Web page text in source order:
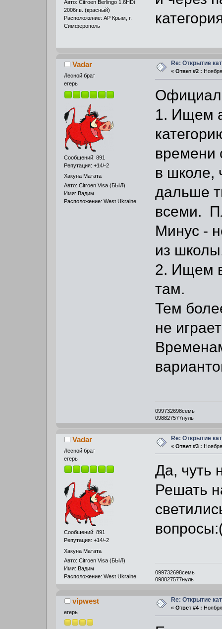
Авто: Citroen Berlingo 1.6HDi
2006г.в. (красный)
Расположение: АР Крым, г.
Симферополь
Vadar
Лесной брат
егерь
Сообщений: 891
Репутация: +14/-2
Хакуна Матата
Авто: Citroen Visa (БЫЛ)
Имя: Вадим
Расположение: West Ukraine
Re: Открытие
« Ответ #2 :
1. Ищем
времени
в школе,
дальше
всеми.
Минус -
из
2. Ищем
там.
Тем
не
099732698семь
098827577нуль
Vadar
Лесной брат
егерь
Сообщений: 891
Репутация: +14/-2
Хакуна Матата
Авто: Citroen Visa (БЫЛ)
Имя: Вадим
Расположение: West Ukraine
Re: Открытие
« Ответ #3 :
Да, чуть
Решать
099732698семь
098827577нуль
vipwest
егерь
Re: Открытие
« Ответ #4 :